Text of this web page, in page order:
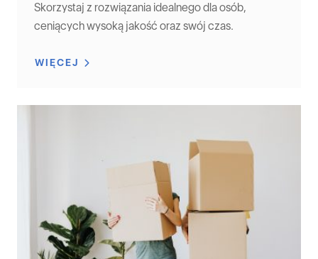
Skorzystaj z rozwiązania idealnego dla osób,
ceniących wysoką jakość oraz swój czas.
WIĘCEJ